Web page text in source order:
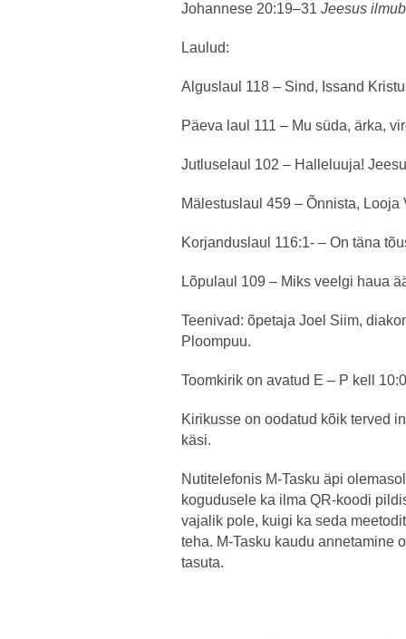
Johannese 20:19–31 Jeesus
Laulud:
Alguslaul 118 – Sind, Issand
Päeva laul 111 – Mu süda, ärka,
Jutluselaul 102 – Halleluuja!
Mälestuslaul 459 – Õnnista, Looja
Korjanduslaul 116:1- – On täna
Lõpulaul 109 – Miks veelgi haua
Teenivad: õpetaja Joel Siim,
Ploompuu.
Toomkirik on avatud E – P kell
Kirikusse on oodatud kõik terved
käsi.
Nutitelefonis M-Tasku äpi
kogudusele ka ilma QR-koodi
vajalik pole, kuigi ka seda
teha. M-Tasku kaudu annetamine
tasuta.